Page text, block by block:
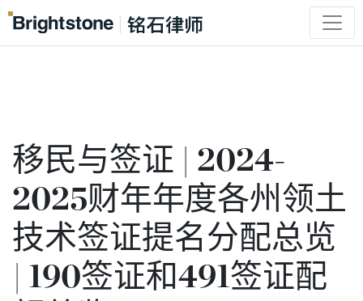
移民与签证 | 2024-
2025财年年度各州领土
技术签证提名分配总览
| 190签证和491签证配